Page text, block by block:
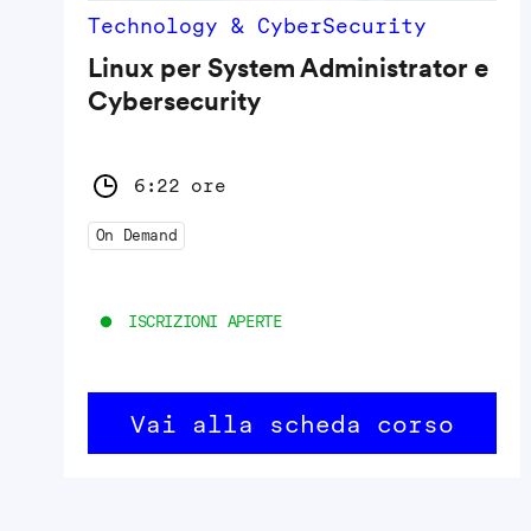
Technology & CyberSecurity
Linux per System Administrator e
Cybersecurity
6:22 ore
On Demand
ISCRIZIONI APERTE
Vai alla scheda corso